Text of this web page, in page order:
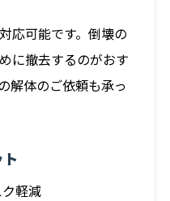
応可能です。倒壊の
に撤去するのがおす
解体のご依頼も承っ
軽減